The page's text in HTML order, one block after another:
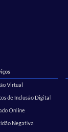
Virtual
de Inclusão Digital
Online
Negativa